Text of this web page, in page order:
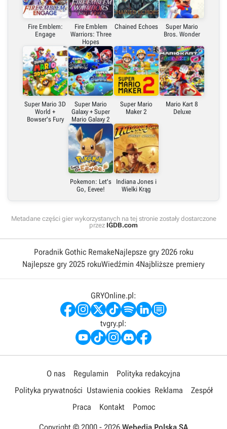
Fire Emblem:
Engage
Fire Emblem
Warriors: Three
Hopes
Chained Echoes
Super Mario
Bros. Wonder
Super Mario 3D
World +
Bowser's Fury
Super Mario
Galaxy + Super
Mario Galaxy 2
Super Mario
Maker 2
Mario Kart 8
Deluxe
Pokemon: Let's
Go, Eevee!
Indiana Jones i
Wielki Krąg
Metadane części gier wykorzystanych na tej stronie zostały dostarczone
przez IGDB.com
Poradnik Gothic RemakeNajlepsze gry 2026 roku
Najlepsze gry 2025 rokuWiedźmin 4Najbliższe premiery
GRYOnline.pl:
tvgry.pl:
O nas Regulamin
Polityka redakcyjna
Polityka prywatności Ustawienia cookies Reklama
Zespół
Praca
Kontakt Pomoc